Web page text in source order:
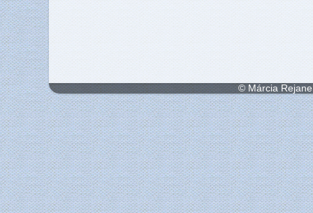
© Márcia